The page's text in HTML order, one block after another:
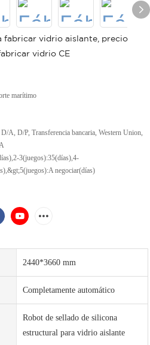
fabricar vidrio aislante, precio
vidrio CE
marítimo
A, D/P, Transferencia bancaria, Western Union,
3(juegos):35(días),4-
negociar(días)
2440*3660 mm
Completamente automático
Robot de sellado de silicona
estructural para vidrio aislante